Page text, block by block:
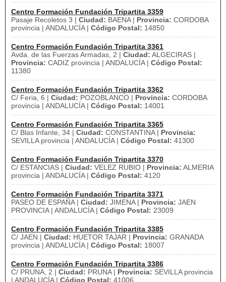
Centro Formación Fundación Tripartita 3359
Pasaje Recoletos 3 | Ciudad: BAENA | Provincia: CORDOBA
provincia | ANDALUCÍA | Código Postal: 14850
Centro Formación Fundación Tripartita 3361
Avda. de las Fuerzas Armadas, 2 | Ciudad: ALGECIRAS |
Provincia: CADIZ provincia | ANDALUCÍA | Código Postal:
11380
Centro Formación Fundación Tripartita 3362
C/ Feria, 6 | Ciudad: POZOBLANCO | Provincia: CORDOBA
provincia | ANDALUCÍA | Código Postal: 14001
Centro Formación Fundación Tripartita 3365
C/ Blas Infante, 34 | Ciudad: CONSTANTINA | Provincia:
SEVILLA provincia | ANDALUCÍA | Código Postal: 41300
Centro Formación Fundación Tripartita 3370
C/ ESTANCIAS | Ciudad: VELEZ RUBIO | Provincia: ALMERIA
provincia | ANDALUCÍA | Código Postal: 4120
Centro Formación Fundación Tripartita 3371
PASEO DE ESPAÑA | Ciudad: JIMENA | Provincia: JAEN
PROVINCIA | ANDALUCÍA | Código Postal: 23009
Centro Formación Fundación Tripartita 3385
C/ JAEN | Ciudad: HUETOR TAJAR | Provincia: GRANADA
provincia | ANDALUCÍA | Código Postal: 18007
Centro Formación Fundación Tripartita 3386
C/ PRUNA, 2 | Ciudad: PRUNA | Provincia: SEVILLA provincia
| ANDALUCÍA | Código Postal: 41006